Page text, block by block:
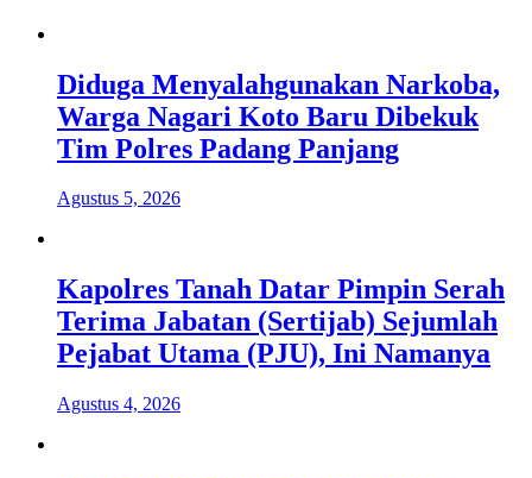
Diduga Menyalahgunakan Narkoba,
Warga Nagari Koto Baru Dibekuk
Tim Polres Padang Panjang
Agustus 5, 2026
Kapolres Tanah Datar Pimpin Serah
Terima Jabatan (Sertijab) Sejumlah
Pejabat Utama (PJU), Ini Namanya
Agustus 4, 2026